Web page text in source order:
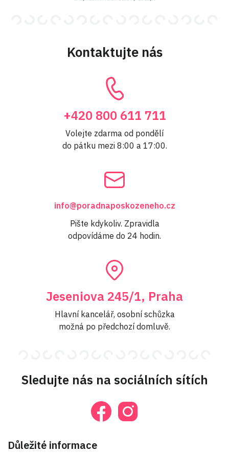
Kontaktujte nás
+420 800 611 711
Volejte zdarma od pondělí
do pátku mezi 8:00 a 17:00.
info@poradnaposkozeneho.cz
Pište kdykoliv. Zpravidla
odpovídáme do 24 hodin.
Jeseniova 245/1, Praha
Hlavní kancelář, osobní schůzka
možná po předchozí domluvě.
Sledujte nás na sociálních sítích
Důležité informace